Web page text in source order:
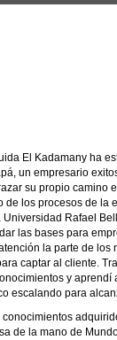
El Kadamany ha
un empresario
su propio camino
de los procesos de la
Rafael
las bases para
la parte de los
captar al cliente.
y aprendí
escalando para
de la mano de